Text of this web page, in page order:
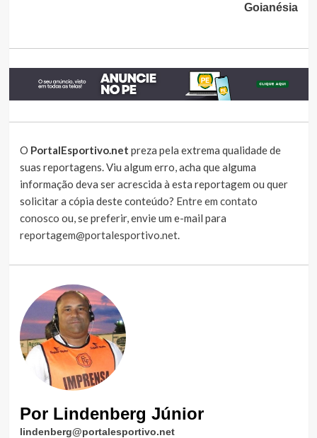
Goianésia
O PortalEsportivo.net preza pela extrema qualidade de
suas reportagens. Viu algum erro, acha que alguma
informação deva ser acrescida à esta reportagem ou quer
solicitar a cópia deste conteúdo? Entre em contato
conosco ou, se preferir, envie um e-mail para
reportagem@portalesportivo.net.
Por Lindenberg Júnior
lindenberg@portalesportivo.net